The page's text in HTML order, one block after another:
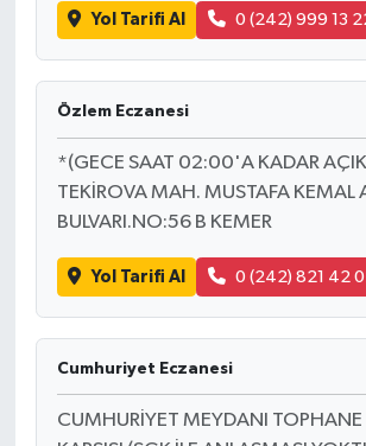
Yol Tarifi Al 0 (242) 999 13
Özlem Eczanesi
*(GECE SAAT 02:00'A KADAR
TEKİROVA MAH. MUSTAFA KEMAL
BULVARI.NO:56 B KEMER
Yol Tarifi Al 0 (242) 821 42
Cumhuriyet Eczanesi
CUMHURİYET MEYDANI TOPHANE